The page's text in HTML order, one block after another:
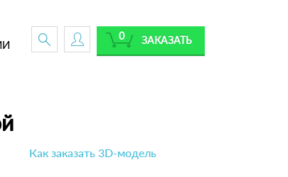
ЗАКАЗАТЬ
0
Как заказать 3D-модель